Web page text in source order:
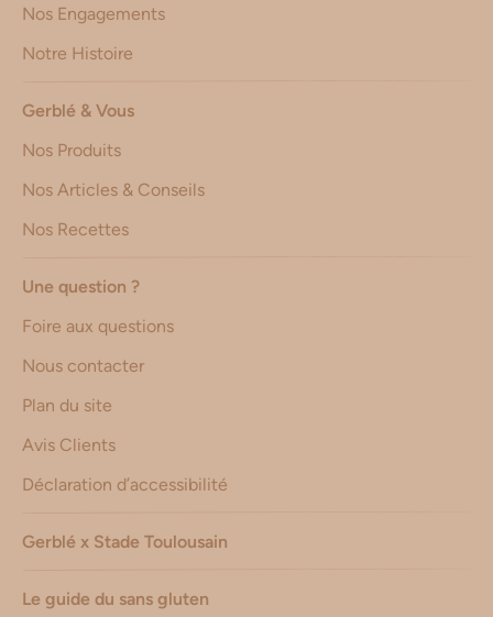
Nos Engagements
Notre Histoire
Gerblé & Vous
Nos Produits
Nos Articles & Conseils
Nos Recettes
Une question ?
Foire aux questions
Nous contacter
Plan du site
Avis Clients
Déclaration d’accessibilité
Gerblé x Stade Toulousain
Le guide du sans gluten